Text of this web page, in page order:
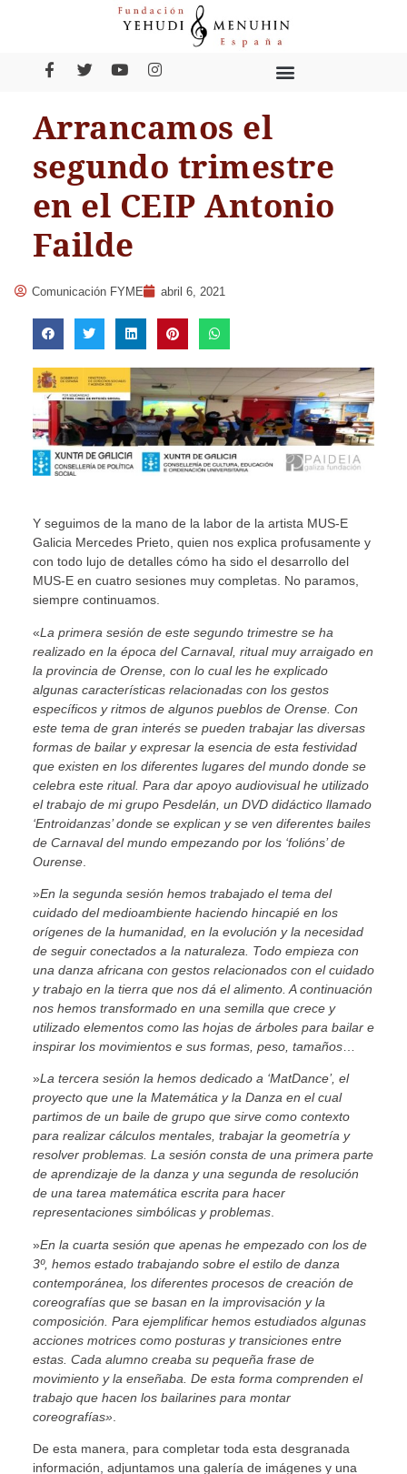
Arrancamos el
segundo trimestre
en el CEIP Antonio
Failde
Comunicación FYME abril 6, 2021
Y seguimos de la mano de la labor de la artista MUS-E
Galicia Mercedes Prieto, quien nos explica profusamente y
con todo lujo de detalles cómo ha sido el desarrollo del
MUS-E en cuatro sesiones muy completas. No paramos,
siempre continuamos.
«La primera sesión de este segundo trimestre se ha
realizado en la época del Carnaval, ritual muy arraigado en
la provincia de Orense, con lo cual les he explicado
algunas características relacionadas con los gestos
específicos y ritmos de algunos pueblos de Orense. Con
este tema de gran interés se pueden trabajar las diversas
formas de bailar y expresar la esencia de esta festividad
que existen en los diferentes lugares del mundo donde se
celebra este ritual. Para dar apoyo audiovisual he utilizado
el trabajo de mi grupo Pesdelán, un DVD didáctico llamado
‘Entroidanzas’ donde se explican y se ven diferentes bailes
de Carnaval del mundo empezando por los ‘folións’ de
Ourense.
»En la segunda sesión hemos trabajado el tema del
cuidado del medioambiente haciendo hincapié en los
orígenes de la humanidad, en la evolución y la necesidad
de seguir conectados a la naturaleza. Todo empieza con
una danza africana con gestos relacionados con el cuidado
y trabajo en la tierra que nos dá el alimento. A continuación
nos hemos transformado en una semilla que crece y
utilizado elementos como las hojas de árboles para bailar e
inspirar los movimientos e sus formas, peso, tamaños…
»La tercera sesión la hemos dedicado a ‘MatDance’, el
proyecto que une la Matemática y la Danza en el cual
partimos de un baile de grupo que sirve como contexto
para realizar cálculos mentales, trabajar la geometría y
resolver problemas. La sesión consta de una primera parte
de aprendizaje de la danza y una segunda de resolución
de una tarea matemática escrita para hacer
representaciones simbólicas y problemas.
»En la cuarta sesión que apenas he empezado con los de
3º, hemos estado trabajando sobre el estilo de danza
contemporánea, los diferentes procesos de creación de
coreografías que se basan en la improvisación y la
composición. Para ejemplificar hemos estudiados algunas
acciones motrices como posturas y transiciones entre
estas. Cada alumno creaba su pequeña frase de
movimiento y la enseñaba. De esta forma comprenden el
trabajo que hacen los bailarines para montar
coreografías».
De esta manera, para completar toda esta desgranada
información, adjuntamos una galería de imágenes y una